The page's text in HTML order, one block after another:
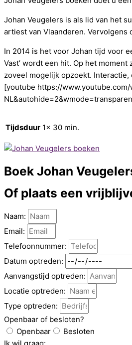
Johan Veugelers is als lid van het
artiest van Vlaanderen. Vervolgens
In 2014 is het voor Johan tijd voor
Vast’ wordt een hit. Op het
zoveel mogelijk opzoekt.
[youtube https://
Tijdsduur 1x 30 min.
Boek Johan
Of plaats een
Naam:
Email:
Telefoonnummer:
Datum optreden:
Aanvangstijd optreden:
Locatie optreden:
Type optreden:
Openbaar of besloten?
Openbaar
Besloten